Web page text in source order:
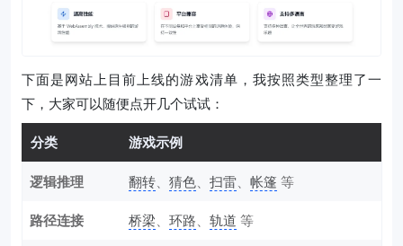
下面是网站上目前上线的游戏清单，我按照类型整理了一
下，大家可以随便点开几个试试：
分类 游戏示例
逻辑推理 翻转、 猜色、 扫雷、 帐篷 等
路径连接 桥梁、 环路、 轨道 等